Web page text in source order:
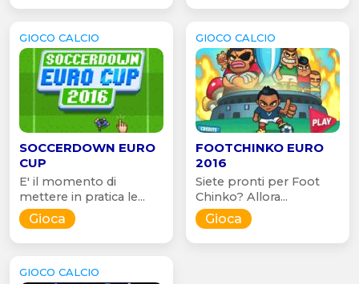
GIOCO CALCIO
SOCCERDOWN EURO
CUP
E' il momento di
mettere in pratica le...
Gioca
GIOCO CALCIO
FOOTCHINKO EURO
2016
Siete pronti per Foot
Chinko? Allora...
Gioca
GIOCO CALCIO